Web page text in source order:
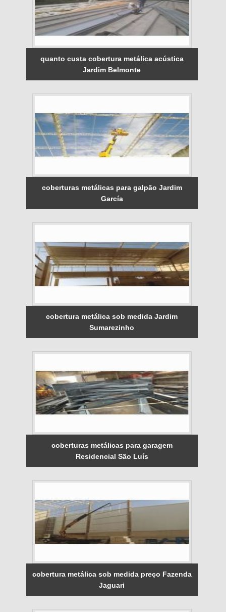
quanto custa cobertura metálica acústica
Jardim Belmonte
coberturas metálicas para galpão Jardim
García
cobertura metálica sob medida Jardim
Sumarezinho
coberturas metálicas para garagem
Residencial São Luís
cobertura metálica sob medida preço Fazenda
Jaguari